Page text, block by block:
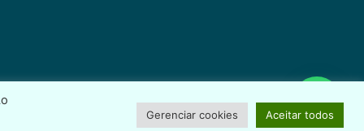
Desenvolvido porProjetosWeb.co
Gerenciar cookies Aceitar todos